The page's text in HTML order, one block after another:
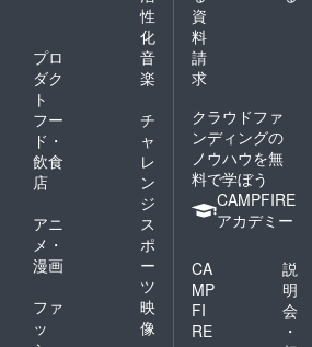
性
化
プロ
ダク
ト
音
楽
フー
ド・
飲食
店
チ
ャ
レ
ン
ジ
アニ
メ・
漫画
ス
ポ
ー
ツ
ファ
ッ
映
像
資
料
請
求
クラウドファ
ンディングの
ノウハウを無
料で学ぼう
CAMPFIRE
アカデミー
CA
MP
FI
RE
説
明
会
・